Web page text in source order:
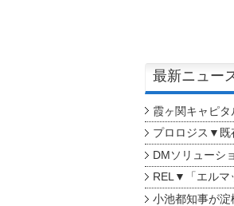
最新ニュー
霞ヶ関キャピ
プロロジス▼既
DMソリューシ
REL▼「エルマ
小池都知事が